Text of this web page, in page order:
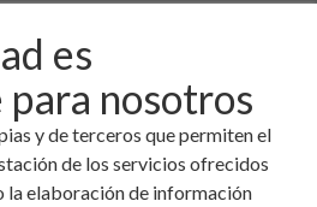
es
nosotros
y de terceros que permiten el
de los servicios ofrecidos
la elaboración de información